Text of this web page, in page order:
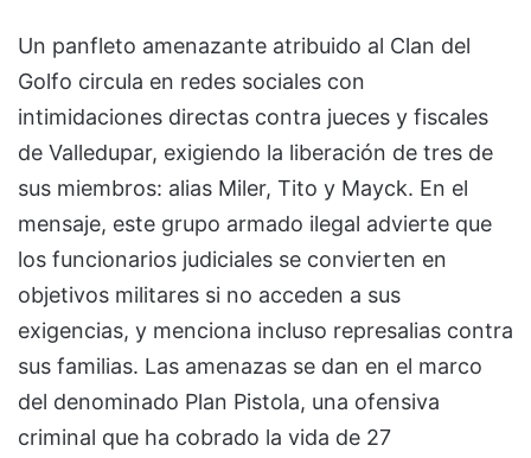
Un panfleto amenazante atribuido al Clan del
Golfo circula en redes sociales con
intimidaciones directas contra jueces y fiscales
de Valledupar, exigiendo la liberación de tres de
sus miembros: alias Miler, Tito y Mayck. En el
mensaje, este grupo armado ilegal advierte que
los funcionarios judiciales se convierten en
objetivos militares si no acceden a sus
exigencias, y menciona incluso represalias contra
sus familias. Las amenazas se dan en el marco
del denominado Plan Pistola, una ofensiva
criminal que ha cobrado la vida de 27